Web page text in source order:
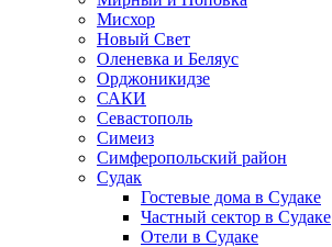
Мисхор
Новый Свет
Оленевка и Беляус
Орджоникидзе
САКИ
Севастополь
Симеиз
Симферопольский район
Судак
Гостевые дома в Судаке
Частный сектор в Судаке
Отели в Судаке